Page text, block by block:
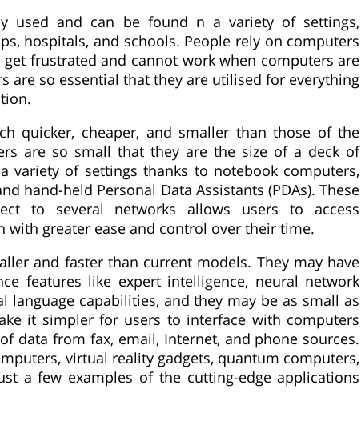
used and can be found n a variety of settings,
hospitals, and schools. People rely on computers
frustrated and cannot work when computers are
are so essential that they are utilised for everything
quicker, cheaper, and smaller than those of the
are so small that they are the size of a deck of
variety of settings thanks to notebook computers,
hand-held Personal Data Assistants (PDAs). These
to several networks allows users to access
greater ease and control over their time.
and faster than current models. They may have
features like expert intelligence, neural network
language capabilities, and they may be as small as
it simpler for users to interface with computers
data from fax, email, Internet, and phone sources.
virtual reality gadgets, quantum computers,
a few examples of the cutting-edge applications